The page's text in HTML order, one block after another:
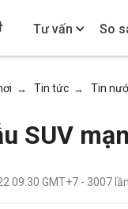
Tư vấn So
→ Tin tức → Tin
SUV
09:30 GMT+7 - 3007